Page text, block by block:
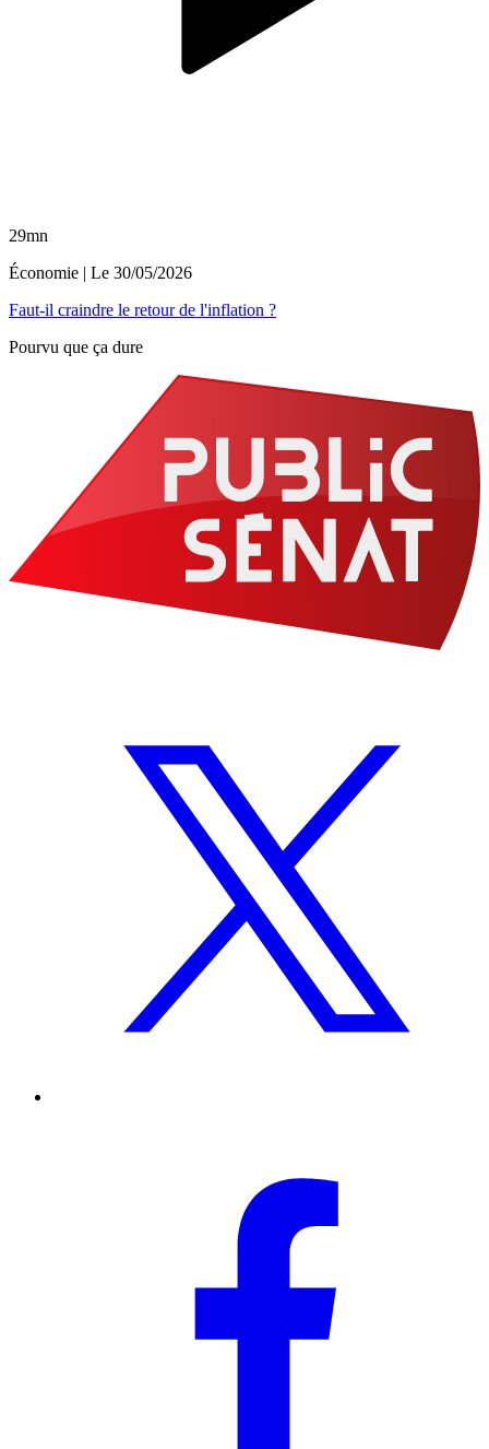
29mn
Économie | Le 30/05/2026
Faut-il craindre le retour de l'inflation ?
Pourvu que ça dure